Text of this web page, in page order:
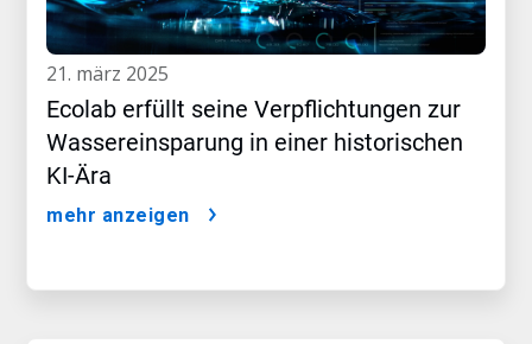
21. märz 2025
Ecolab erfüllt seine Verpflichtungen zur
Wassereinsparung in einer historischen
KI-Ära
mehr anzeigen